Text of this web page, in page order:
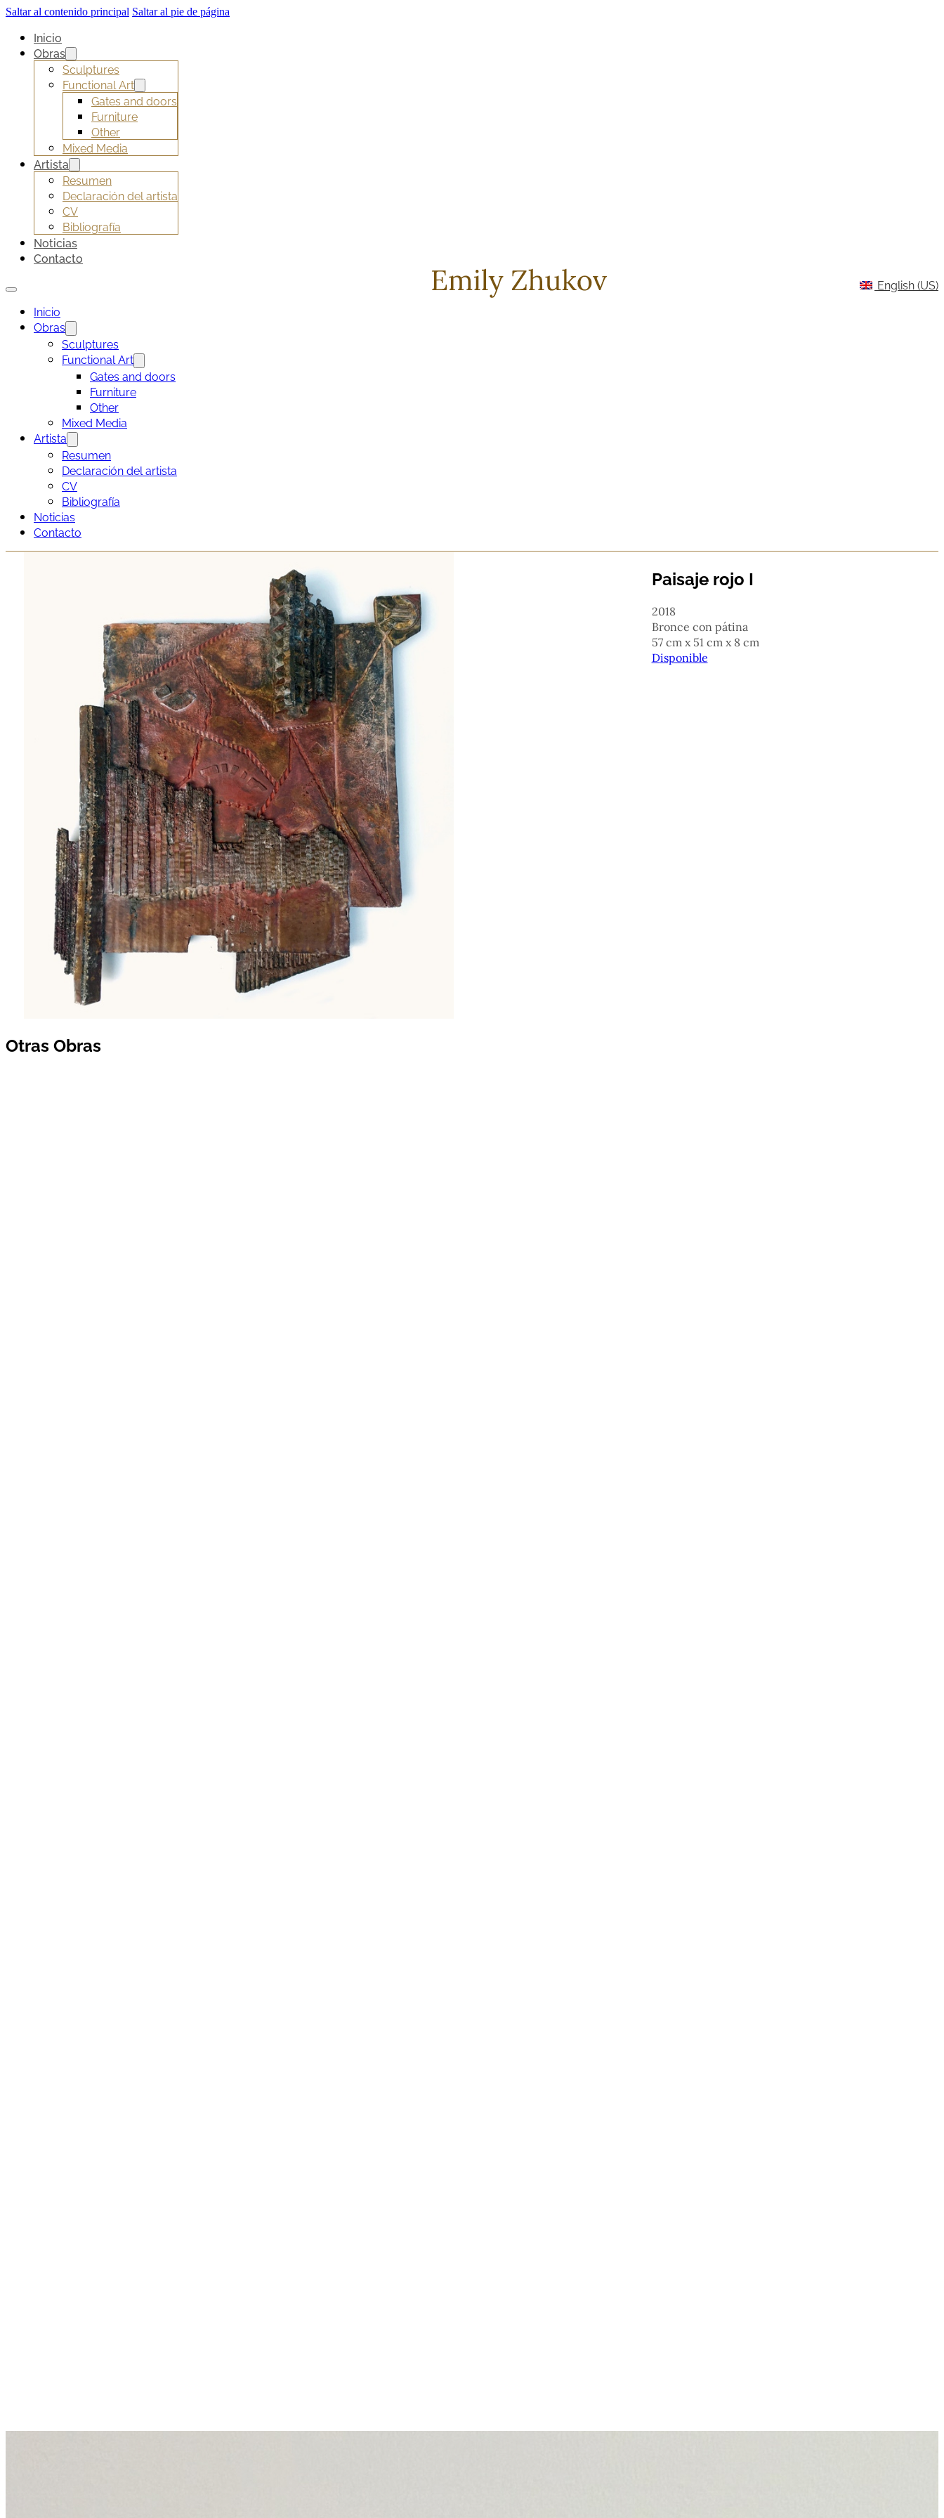
Saltar al contenido principal Saltar al pie de página
Inicio
Obras
Sculptures
Functional Art
Gates and doors
Furniture
Other
Mixed Media
Artista
Resumen
Declaración del artista
CV
Bibliografía
Noticias
Contacto
Inicio
Obras
Sculptures
Functional Art
Gates and doors
Furniture
Other
Mixed Media
Artista
Resumen
Declaración del artista
CV
Bibliografía
Noticias
Contacto
English (US)
Paisaje rojo I
2018
bronce con pátina
57 cm x 51 cm x 8 cm
Disponible
Otras Obras